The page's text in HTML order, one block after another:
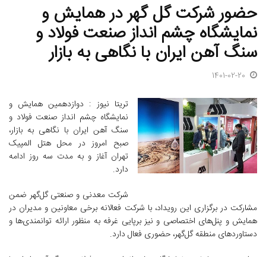
حضور شرکت گل گهر در همایش و
نمایشگاه چشم انداز صنعت فولاد و
سنگ آهن ایران با نگاهی به بازار
1401-02-20
تریتا نیوز : دوازدهمین همایش و
نمایشگاه چشم انداز صنعت فولاد و
سنگ آهن ایران با نگاهی به بازار،
صبح امروز در محل هتل المپیک
تهران آغاز و به مدت سه روز ادامه
دارد.
شرکت معدنی و صنعتی گل‌گهر ضمن
مشارکت در برگزاری این رویداد، با شرکت فعالانه برخی معاونین و مدیران در
همایش و پنل‌های اختصاصی و نیز برپایی غرفه به منظور ارائه توانمندی‌ها و
دستاوردهای منطقه گل‌گهر، حضوری فعال دارد.